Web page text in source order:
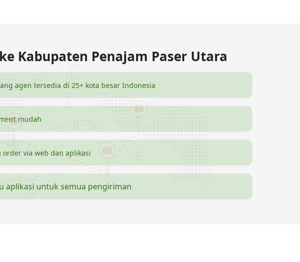
Kabupaten Penajam Paser Utara
agen tersedia di 25+ kota besar Indonesia
mudah
order via web dan aplikasi
aplikasi untuk semua pengiriman